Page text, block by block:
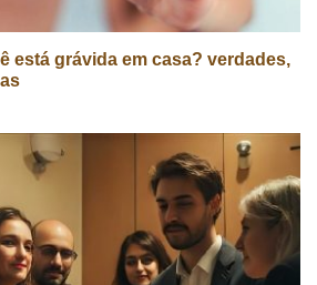
está grávida em casa? verdades,